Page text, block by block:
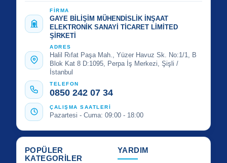
FİRMA
GAYE BİLİŞİM MÜHENDİSLİK İNŞAAT
ELEKTRONİK SANAYİ TİCARET LİMİTED
ŞİRKETİ
ADRES
Halil Rıfat Paşa Mah., Yüzer Havuz Sk. No:1/1, B
Blok Kat 8 D:1095, Perpa İş Merkezi, Şişli /
İstanbul
TELEFON
0850 242 07 34
ÇALIŞMA SAATLERİ
Pazartesi - Cuma: 09:00 - 18:00
POPÜLER
KATEGORİLER
YARDIM